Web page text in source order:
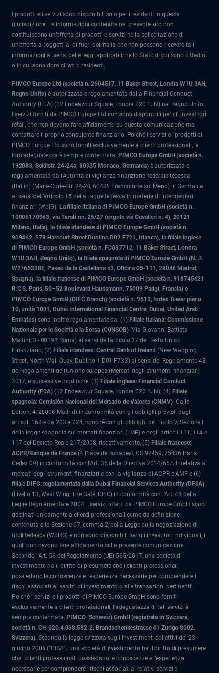
I prodotti e i servizi sono disponibili solo per i residenti in questa
giurisdizione. Le informazioni contenute nel presente sito non
costituiscono un’offerta di prodotti o servizi né la sollecitazione di
un’offerta a soggetti al di fuori dell’Italia che non possono ricevere tali
informazioni ai sensi delle leggi applicabili nello Stato di cui sono cittadini
o in cui sono domiciliati o residenti.
PIMCO Europe Ltd (società n. 2604517, 11 Baker Street, Londra W1U 3AH,
Regno Unito) è autorizzata e regolamentata dalla Financial Conduct
Authority (FCA) (12 Endeavour Square, Londra E20 1JN) nel Regno Unito.
I servizi forniti da PIMCO Europe Ltd non sono disponibili per gli investitori
retail, che non devono fare affidamento su questa comunicazione ma
contattare il proprio consulente finanziario. Poiché i servizi e i prodotti di
PIMCO Europe Ltd sono forniti esclusivamente a clienti professionali, la
loro adeguatezza è sempre confermata. PIMCO Europe GmbH (società n.
192083, Seidlstr. 24-24a, 80335 Monaco, Germania) è autorizzata e
regolamentata dall'Autorità di vigilanza finanziaria federale tedesca
(BaFin) (Marie-Curie-Str. 24-28, 60439 Francoforte sul Meno) in Germania
ai sensi dell’articolo 15 della Legge tedesca in materia di intermediari
finanziari (WpIG). La filiale italiana di PIMCO Europe GmbH (società n.
10005170963, via Turati nn. 25/27 (angolo via Cavalieri n. 4), 20121
Milano, Italia), la filiale irlandese di PIMCO Europe GmbH (società n.
909462, 57B Harcourt Street Dublino D02 F721, Irlanda), la filiale inglese
di PIMCO Europe GmbH (società n. FC037712, 11 Baker Street, Londra
W1U 3AH, Regno Unito), la filiale spagnola di PIMCO Europe GmbH (N.I.F.
W2765338E, Paseo de la Castellana 43, Oficina 05-111, 28046 Madrid,
Spagna), la filiale francese di PIMCO Europe GmbH (società n. 918745621
R.C.S. Paris, 50–52 Boulevard Haussmann, 75009 Parigi, Francia) e
PIMCO Europe GmbH (DIFC Branch) (società n. 9613, Index Tower piano
10, unità 1001, Dubai International Financial Centre, Dubai, United Arab
Emirates) sono inoltre regolamentate da: (1) Filiale italiana: Commissione
Nazionale per le Società e la Borsa (CONSOB) (Via Giovanni Battista
Martini, 3 - 00198 Roma) ai sensi dell'articolo 27 del Testo Unico
Finanziario; (2) Filiale irlandese: Central Bank of Ireland (New Wapping
Street, North Wall Quay, Dublino 1 D01 F7X3) ai sensi del Regolamento 43
dei Regolamenti dell'Unione europea (Mercati degli strumenti finanziari)
2017, e successive modifiche; (3) Filiale inglese: Financial Conduct
Authority (FCA) (12 Endeavour Square, Londra E20 1JN); (4) Filiale
spagnola: Comisión Nacional del Mercado de Valores (CNMV) (Calle
Edison, 4, 28006 Madrid) in conformità con gli obblighi previsti dagli
articoli 168 e da 203 a 224, nonché con gli obblighi del Titolo V, Sezione I
della legge spagnola sui mercati finanziari (LMF) e degli articoli 111, 114 e
117 del Decreto Reale 217/2008, rispettivamente, (5) Filiale francese:
ACPR/Banque de France (4 Place de Budapest, CS 92459, 75436 Paris
Cedex 09) in conformità con l’Art. 35 della Direttiva 2014/65/UE relativa ai
mercati degli strumenti finanziari e con la vigilanza di ACPR e AMF e (6)
filiale DIFC: regolamentata dalla Dubai Financial Services Authority (DFSA)
(Livello 13, West Wing, The Gate, DIFC) in conformità con l'Art. 48 della
Legge Regolamentare 2004. I servizi offerti da PIMCO Europe GmbH sono
destinati unicamente a clienti professionali come da definizione
contenuta alla Sezione 67, comma 2, della Legge sulla negoziazione di
titoli tedesca (WpHG) e non sono disponibili per gli investitori individuali, i
quali non devono fare affidamento sulla presente comunicazione.
Secondo l'Art. 56 del Regolamento (UE) 565/2017, una società di
investimento ha il diritto di presumere che i clienti professionali
possiedano le conoscenze e l'esperienza necessarie per comprendere i
rischi associati ai servizi di investimento o alle transazioni pertinenti.
Poiché i servizi e i prodotti di PIMCO Europe GmbH sono forniti
esclusivamente a clienti professionali, l'adeguatezza di tali servizi è
sempre confermata. PIMCO (Schweiz) GmbH (registrata in Svizzera,
società n. CH-020.4.038.582-2, Brandschenkestrasse 41 Zurigo 8002,
Svizzera). Secondo la legge svizzera sugli investimenti collettivi del 23
giugno 2006 (“CISA”), una società d’investimento ha il diritto di presumere
che i clienti professionali possiedano le conoscenze e l’esperienza
necessarie per comprendere i rischi associati ai relativi servizi o